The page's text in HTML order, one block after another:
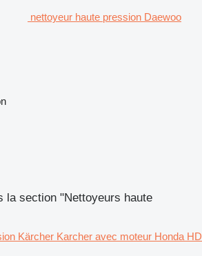
nettoyeur haute pression Daewoo
la section "Nettoyeurs haute